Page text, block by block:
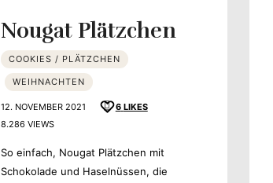
Nougat Plätzchen
COOKIES / PLÄTZCHEN
WEIHNACHTEN
12. NOVEMBER 2021 6 LIKES
8.286 VIEWS
So einfach, Nougat Plätzchen mit
Schokolade und Haselnüssen, die